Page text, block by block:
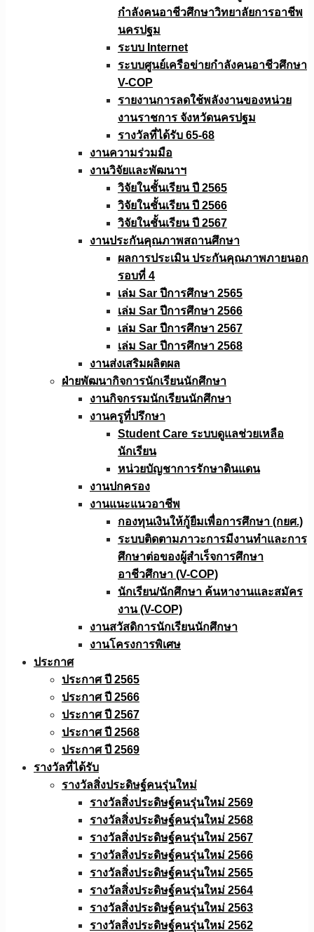
กำลังคนอาชีวศึกษาวิทยาลัยการอาชีพ
นครปฐม
ระบบ Internet
ระบบศูนย์เครือข่ายกำลังคนอาชีวศึกษา
V-COP
รายงานการลดใช้พลังงานของหน่วย
งานราชการ จังหวัดนครปฐม
รางวัลที่ได้รับ 65-68
งานความร่วมมือ
งานวิจัยเเละพัฒนาฯ
วิจัยในชั้นเรียน ปี 2565
วิจัยในชั้นเรียน ปี 2566
วิจัยในชั้นเรียน ปี 2567
งานประกันคุณภาพสถานศึกษา
ผลการประเมิน ประกันคุณภาพภายนอก
รอบที่ 4
เล่ม Sar ปีการศึกษา 2565
เล่ม Sar ปีการศึกษา 2566
เล่ม Sar ปีการศึกษา 2567
เล่ม Sar ปีการศึกษา 2568
งานส่งเสริมผลิตผล
ฝ่ายพัฒนากิจการนักเรียนนักศึกษา
งานกิจกรรมนักเรียนนักศึกษา
งานครูที่ปรึกษา
Student Care ระบบดูแลช่วยเหลือ
นักเรียน
หน่วยบัญชาการรักษาดินแดน
งานปกครอง
งานแนะแนวอาชีพ
กองทุนเงินให้กู้ยืมเพื่อการศึกษา (กยศ.)
ระบบติดตามภาวะการมีงานทำและการ
ศึกษาต่อของผู้สำเร็จการศึกษา
อาชีวศึกษา (V-COP)
นักเรียน/นักศึกษา ค้นหางานและสมัคร
งาน (V-COP)
งานสวัสดิการนักเรียนนักศึกษา
งานโครงการพิเศษ
ประกาศ
ประกาศ ปี 2565
ประกาศ ปี 2566
ประกาศ ปี 2567
ประกาศ ปี 2568
ประกาศ ปี 2569
รางวัลที่ได้รับ
รางวัลสิ่งประดิษฐ์คนรุ่นใหม่
รางวัลสิ่งประดิษฐ์คนรุ่นใหม่ 2569
รางวัลสิ่งประดิษฐ์คนรุ่นใหม่ 2568
รางวัลสิ่งประดิษฐ์คนรุ่นใหม่ 2567
รางวัลสิ่งประดิษฐ์คนรุ่นใหม่ 2566
รางวัลสิ่งประดิษฐ์คนรุ่นใหม่ 2565
รางวัลสิ่งประดิษฐ์คนรุ่นใหม่ 2564
รางวัลสิ่งประดิษฐ์คนรุ่นใหม่ 2563
รางวัลสิ่งประดิษฐ์คนรุ่นใหม่ 2562